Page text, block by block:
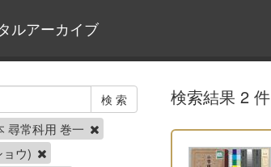
ルアーカイブ
尋常科用 巻一
ウ)
検索結果 2 件